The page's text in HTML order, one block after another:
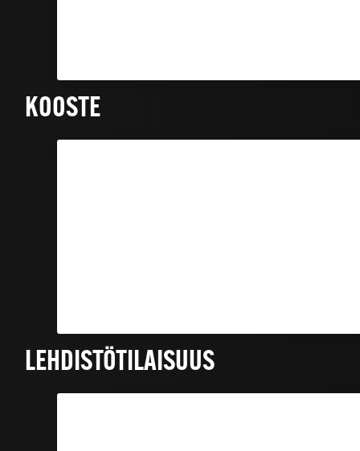
KOOSTE
LEHDISTÖTILAISUUS